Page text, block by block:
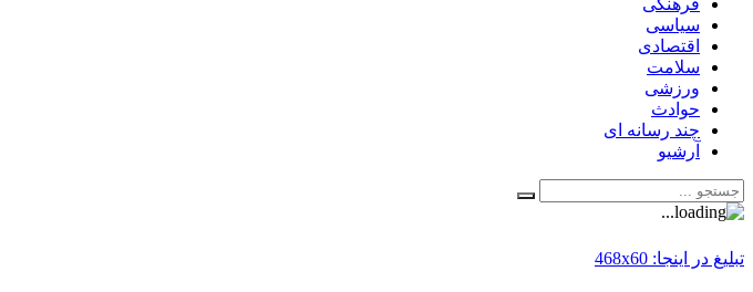
فرهنگی
سیاسی
اقتصادی
سلامت
ورزشی
حوادث
چند رسانه ای
آرشیو
تبلیغ در اینجا: 468x60